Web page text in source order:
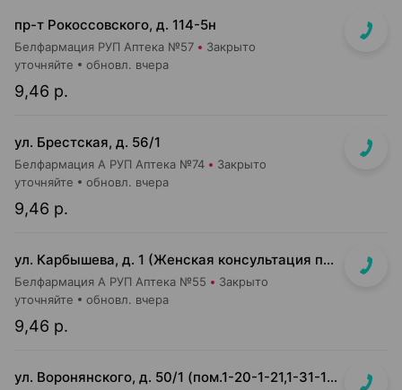
пр-т Рокоссовского, д. 114-5н
Белфармация РУП Аптека №57 Закрыто
9,46 р.
уточняйте обновл. вчера
ул. Брестская, д. 56/1
Белфармация А РУП Аптека №74 Закрыто
9,46 р.
уточняйте обновл. вчера
ул. Карбышева, д. 1 (Женская консультация п-ки №27)
Белфармация А РУП Аптека №55 Закрыто
9,46 р.
уточняйте обновл. вчера
ул. Воронянского, д. 50/1 (пом.1-20-1-21,1-31-1-32) (УЗ 38-я городская п-ка, отдельный вход справа)